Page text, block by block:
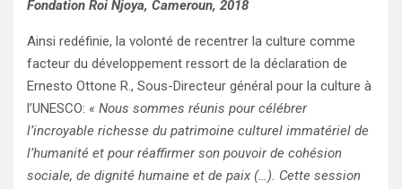
Fondation Roi Njoya, Cameroun, 2018
Ainsi redéfinie, la volonté de recentrer la culture comme
facteur du développement ressort de la déclaration de
Ernesto Ottone R., Sous-Directeur général pour la culture à
l’UNESCO: « Nous sommes réunis pour célébrer
l’incroyable richesse du patrimoine culturel immatériel de
l’humanité et pour réaffirmer son pouvoir de cohésion
sociale, de dignité humaine et de paix (…). Cette session